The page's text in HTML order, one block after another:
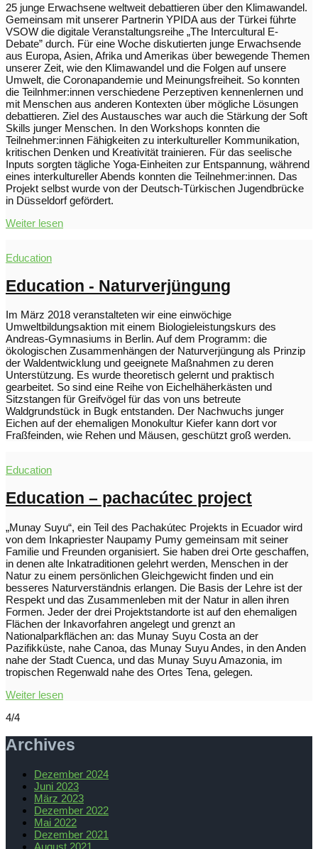
25 junge Erwachsene weltweit debattieren über den Klimawandel.
Gemeinsam mit unserer Partnerin YPIDA aus der Türkei führte
VSOW die digitale Veranstaltungsreihe „The Intercultural E-
Debate” durch. Für eine Woche diskutierten junge Erwachsende
aus Europa, Asien, Afrika und Amerikas über bewegende Themen
unserer Zeit, wie den Klimawandel und die Folgen auf unsere
Umwelt, die Coronapandemie und Meinungsfreiheit. So konnten
die Teilnhmer:innen verschiedene Perzeptiven kennenlernen und
mit Menschen aus anderen Kontexten über mögliche Lösungen
debattieren. Ziel des Austausches war auch die Stärkung der Soft
Skills junger Menschen. In den Workshops konnten die
Teilnehmer:innen Fähigkeiten zu interkultureller Kommunikation,
kritischen Denken und Kreativität trainieren. Für das seelische
Inputs sorgten tägliche Yoga-Einheiten zur Entspannung, während
eines interkultureller Abends konnten die Teilnehmer:innen. Das
Projekt selbst wurde von der Deutsch-Türkischen Jugendbrücke
in Düsseldorf gefördert.
Weiter lesen
Education
Education - Naturverjüngung
Im März 2018 veranstalteten wir eine einwöchige
Umweltbildungsaktion mit einem Biologieleistungskurs des
Andreas-Gymnasiums in Berlin. Auf dem Programm: die
ökologischen Zusammenhängen der Naturverjüngung als Prinzip
der Waldentwicklung und geeignete Maßnahmen zu deren
Unterstützung. Es wurde theoretisch gelernt und praktisch
gearbeitet. So sind eine Reihe von Eichelhäherkästen und
Sitzstangen für Greifvögel für das von uns betreute
Waldgrundstück in Bugk entstanden. Der Nachwuchs junger
Eichen auf der ehemaligen Monokultur Kiefer kann dort vor
Fraßfeinden, wie Rehen und Mäusen, geschützt groß werden.
Education
Education – pachacútec project
„Munay Suyu“, ein Teil des Pachakútec Projekts in Ecuador wird
von dem Inkapriester Naupamy Pumy gemeinsam mit seiner
Familie und Freunden organisiert. Sie haben drei Orte geschaffen,
in denen alte Inkatraditionen gelehrt werden, Menschen in der
Natur zu einem persönlichen Gleichgewicht finden und ein
besseres Naturverständnis erlangen. Die Basis der Lehre ist der
Respekt und das Zusammenleben mit der Natur in allen ihren
Formen. Jeder der drei Projektstandorte ist auf den ehemaligen
Flächen der Inkavorfahren angelegt und grenzt an
Nationalparkflächen an: das Munay Suyu Costa an der
Pazifikküste, nahe Canoa, das Munay Suyu Andes, in den Anden
nahe der Stadt Cuenca, und das Munay Suyu Amazonia, im
tropischen Regenwald nahe des Ortes Tena, gelegen.
Weiter lesen
4/4
Archives
Dezember 2024
Juni 2023
März 2023
Dezember 2022
Mai 2022
Dezember 2021
August 2021